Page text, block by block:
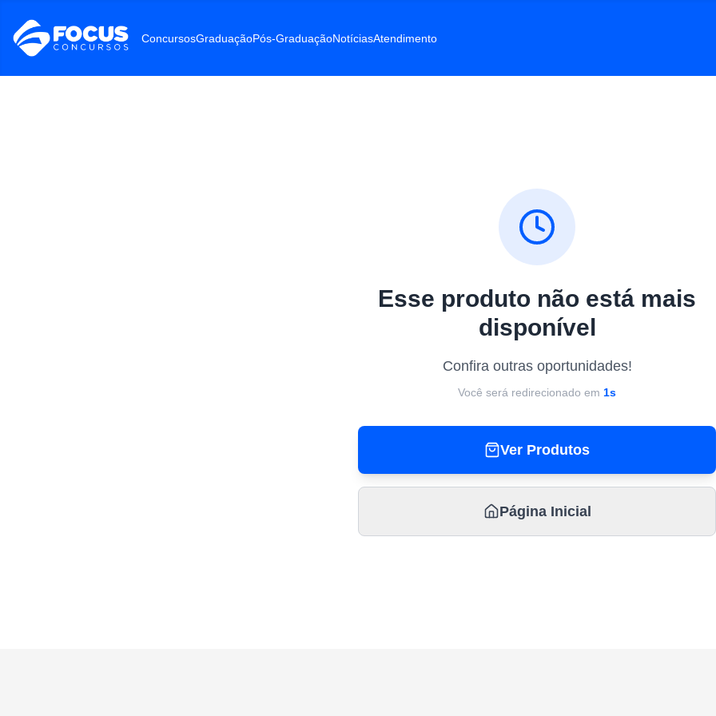
ConcursosGraduaçãoPós-GraduaçãoNotíciasAtendimento
Esse produto não está mais
disponível
Confira outras oportunidades!
Você será redirecionado em 1s
Ver Produtos
Página Inicial